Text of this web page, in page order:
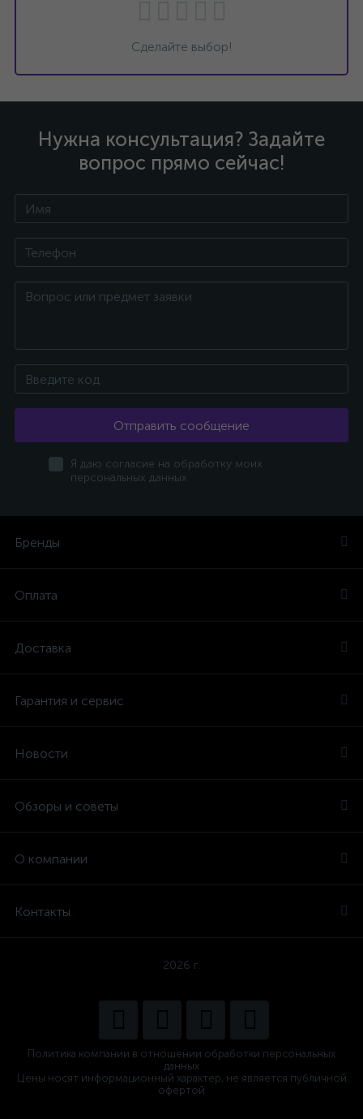
Сделайте выбор!
Нужна консультация? Задайте
вопрос прямо сейчас!
Отправить сообщение
Я даю согласие на обработку моих
персональных данных
Бренды
Оплата
Доставка
Гарантия и сервис
Новости
Обзоры и советы
О компании
Контакты
2026 г.
Политика компании в отношении обработки персональных
данных
Цены носят информационный характер, не является публичной
офертой